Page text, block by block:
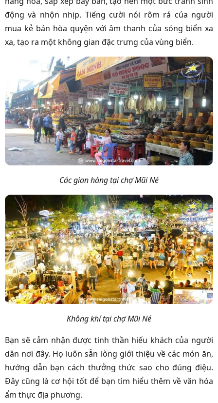
động và nhộn nhịp. Tiếng cười nói rôm rả của người
mua kẻ bán hòa quyện với âm thanh của sóng biển xa
xa, tạo ra một không gian đặc trưng của vùng biển.
Các gian hàng tại chợ Mũi Né
Không khí tại chợ Mũi Né
Bạn sẽ cảm nhận được tinh thần hiếu khách của người
dân nơi đây. Họ luôn sẵn lòng giới thiệu về các món ăn,
hướng dẫn bạn cách thưởng thức sao cho đúng điệu.
Đây cũng là cơ hội tốt để bạn tìm hiểu thêm về văn hóa
ẩm thực địa phương.